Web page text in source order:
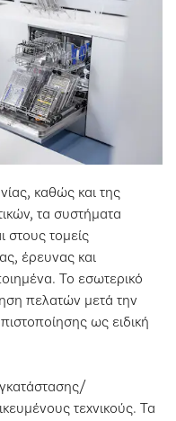
καθώς και της
τα συστήματα
στους τομείς
έρευνας και
Το εσωτερικό
πελατών μετά την
ως ειδική
τεχνικούς. Τα